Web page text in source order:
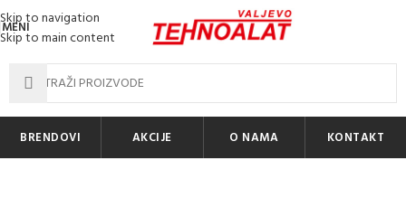
Skip to navigation
Skip to main content
MENI
BRENDOVI AKCIJE O NAMA KONTAKT